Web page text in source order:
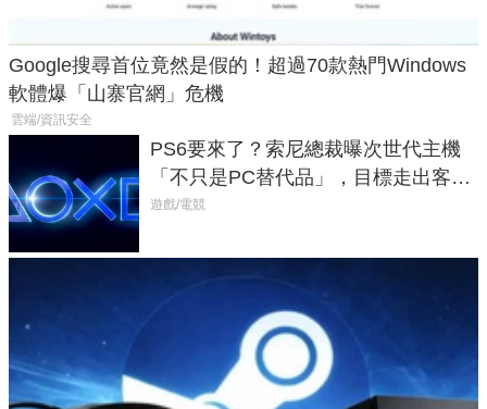
Google搜尋首位竟然是假的！超過70款熱門Windows
軟體爆「山寨官網」危機
雲端/資訊安全
PS6要來了？索尼總裁曝次世代主機
「不只是PC替代品」，目標走出客
廳、進軍電競桌面
遊戲/電競